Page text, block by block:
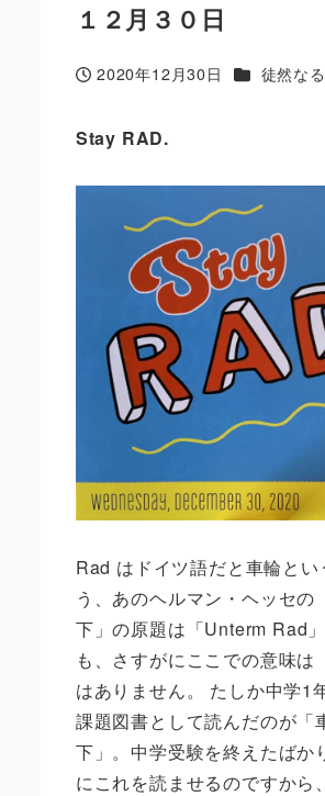
１２月３０日
投稿日
2020年12月30日 カテゴリー
徒然な
Stay RAD.
Rad はドイツ語だと車輪とい
う、あのヘルマン・ヘッセの
下」の原題は「Unterm Rad
も、さすがにここでの意味は
はありません。 たしか中学1
課題図書として読んだのが「
下」。中学受験を終えたばか
にこれを読ませるのですから